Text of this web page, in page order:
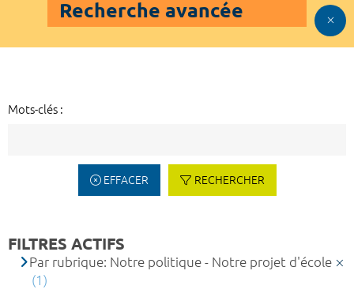
Recherche avancée
Mots-clés :
EFFACER RECHERCHER
FILTRES ACTIFS
Par rubrique: Notre politique - Notre projet d'école
(1)